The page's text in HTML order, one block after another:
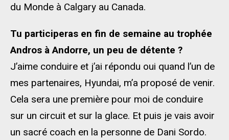
du Monde à Calgary au Canada.
Tu participeras en fin de semaine au trophée
Andros à Andorre, un peu de détente ?
J’aime conduire et j’ai répondu oui quand l’un de
mes partenaires, Hyundai, m’a proposé de venir.
Cela sera une première pour moi de conduire
sur un circuit et sur la glace. Et puis je vais avoir
un sacré coach en la personne de Dani Sordo.